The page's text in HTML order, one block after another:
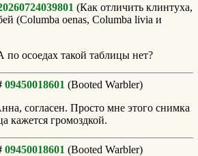
(Как отличить клинтуха,
(Columba oenas, Columba livia и
по осоедах такой таблицы нет?
09450018601 (Booted Warbler)
согласен. Просто мне этого снимка
кажется громоздкой.
09450018601 (Booted Warbler)